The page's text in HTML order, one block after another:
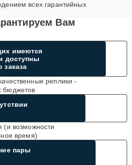
всех гарантийных
Вам
имеются
доступны
заказа
реплики -
бюджетов
(и возможности
время)
пары